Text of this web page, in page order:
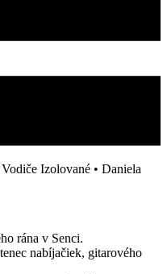
Vodiče Izolované • Daniela
rána v Senci.
nabíjačiek, gitarového